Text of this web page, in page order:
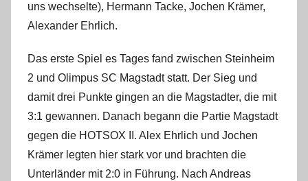
uns wechselte), Hermann Tacke, Jochen Krämer,
Alexander Ehrlich.
Das erste Spiel es Tages fand zwischen Steinheim
2 und Olimpus SC Magstadt statt. Der Sieg und
damit drei Punkte gingen an die Magstadter, die mit
3:1 gewannen. Danach begann die Partie Magstadt
gegen die HOTSOX II. Alex Ehrlich und Jochen
Krämer legten hier stark vor und brachten die
Unterländer mit 2:0 in Führung. Nach Andreas